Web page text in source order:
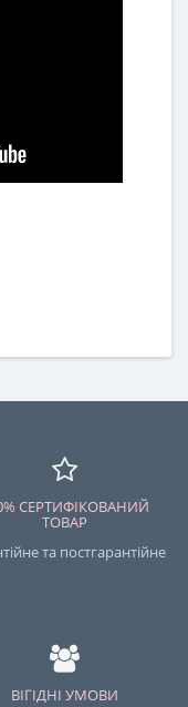
СЕРТИФІКОВАНИЙ
ТОВАР
та постгарантійне
ВІГІДНІ УМОВИ